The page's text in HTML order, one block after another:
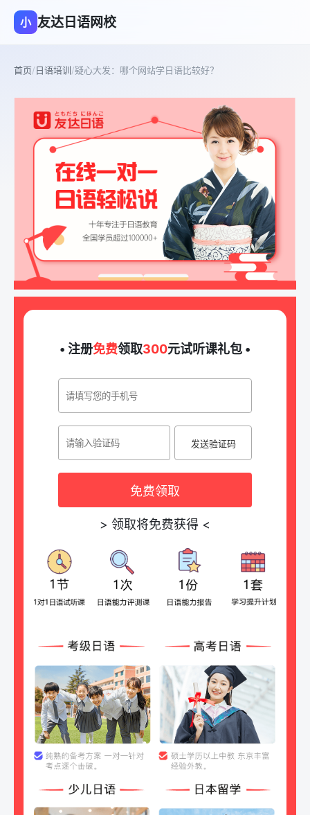
小 友达日语网校
首页/日语培训/疑心大发：哪个网站学日语比较好？
• 注册免费领取300元试听课礼包 •
发送验证码
免费领取
> 领取将免费获得 <